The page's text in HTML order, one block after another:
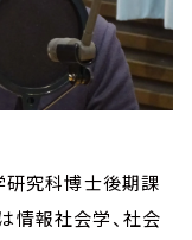
究科博士後期課
情報社会学、社会